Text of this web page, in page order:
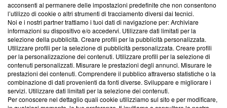
Team editoriale
Corporate
Redazione
Informativa Privacy
Cookie Policy
Blasting SA, IDI CHE-247.845.224, Via Carlo Frasca, 3 - 6900
Lugano (Svizzera) Tel:+39 0690258937
acconsenti al permanere delle impostazioni predefinite che non consentono
l’utilizzo di cookie o altri strumenti di tracciamento diversi dai tecnici.
Noi e i nostri partner trattiamo i tuoi dati di navigazione per: Archiviare
informazioni su dispositivo e/o accedervi. Utilizzare dati limitati per la
selezione della pubblicità. Creare profili per la pubblicità personalizzata.
Utilizzare profili per la selezione di pubblicità personalizzata. Creare profili
per la personalizzazione dei contenuti. Utilizzare profili per la selezione di
contenuti personalizzati. Misurare le prestazioni degli annunci. Misurare le
prestazioni dei contenuti. Comprendere il pubblico attraverso statistiche o la
combinazione di dati provenienti da fonti diverse. Sviluppare e migliorare i
servizi. Utilizzare dati limitati per la selezione dei contenuti.
Per conoscere nel dettaglio quali cookie utilizziamo sul sito e per modificare,